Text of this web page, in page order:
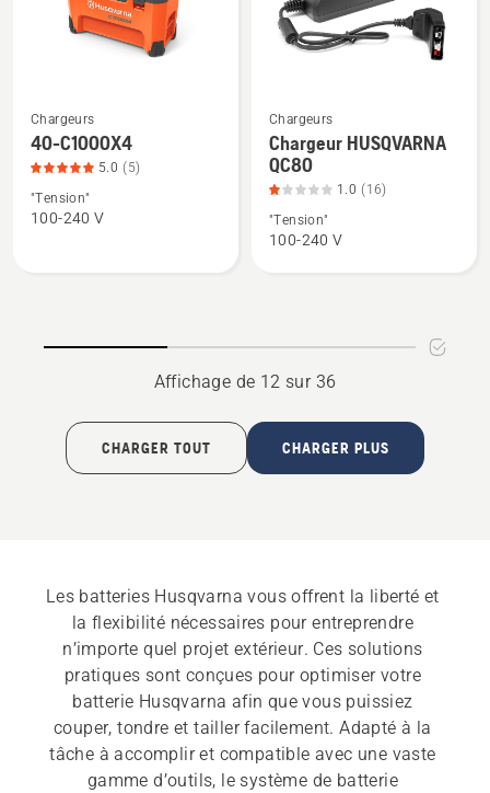
Voir
plus
de
détails
sur
produit
Chargeurs
40-C1000X4
5.0 (5)
"Tension"
100-240 V
Voir
plus
de
détails
sur
Chargeur
du
produit
sur
Chargeurs
Chargeur HUSQVARNA
QC80
1.0 (16)
"Tension"
100-240 V
Affichage de 12 sur 36
CHARGER TOUT CHARGER PLUS
Les batteries Husqvarna vous offrent la liberté et
la flexibilité nécessaires pour entreprendre
n’importe quel projet extérieur. Ces solutions
pratiques sont conçues pour optimiser votre
batterie Husqvarna afin que vous puissiez
couper, tondre et tailler facilement. Adapté à la
tâche à accomplir et compatible avec une vaste
gamme d’outils, le système de batterie